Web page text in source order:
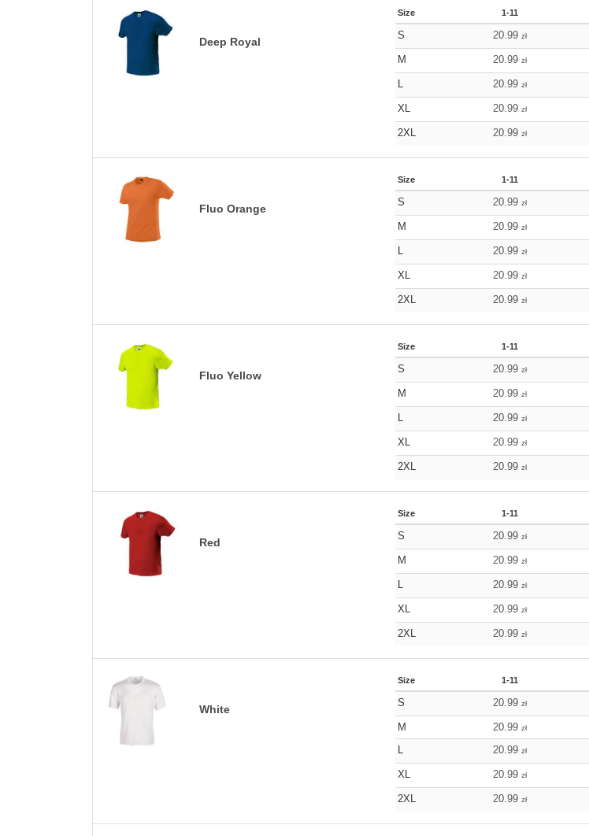
Deep Royal
Size 1-11
S 20.99 zł
M 20.99 zł
20.99 zł
XL 20.99 zł
2XL 20.99 zł
Fluo Orange
Size 1-11
S 20.99 zł
M 20.99 zł
20.99 zł
XL 20.99 zł
2XL 20.99 zł
Fluo Yellow
Size 1-11
S 20.99 zł
M 20.99 zł
20.99 zł
XL 20.99 zł
2XL 20.99 zł
Red
Size 1-11
S 20.99 zł
M 20.99 zł
20.99 zł
XL 20.99 zł
2XL 20.99 zł
White
Size 1-11
S 20.99 zł
M 20.99 zł
20.99 zł
XL 20.99 zł
2XL 20.99 zł